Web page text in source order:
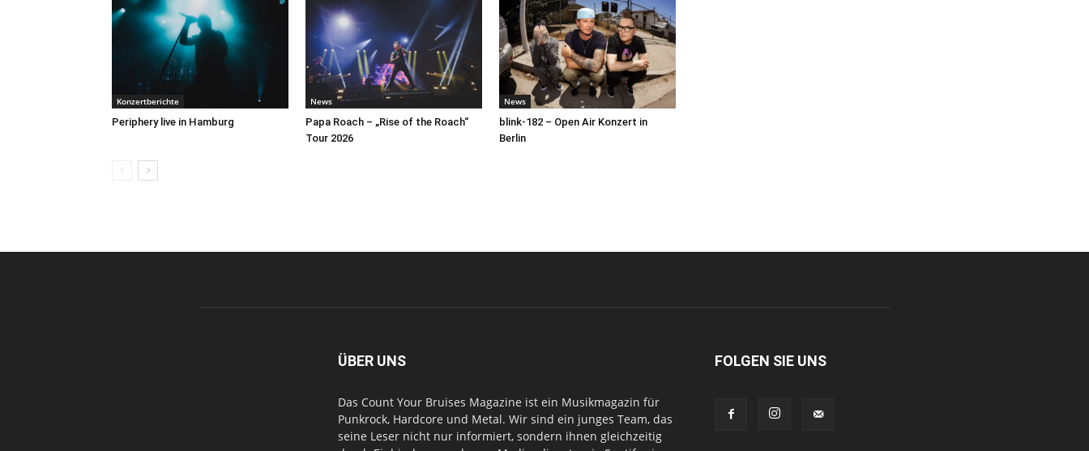
Konzertberichte
Periphery live in Hamburg
News
Papa Roach – „Rise of the Roach“
Tour 2026
News
blink-182 – Open Air Konzert in
Berlin
ÜBER UNS
Das Count Your Bruises Magazine ist ein Musikmagazin für
Punkrock, Hardcore und Metal. Wir sind ein junges Team, das
seine Leser nicht nur informiert, sondern ihnen gleichzeitig
FOLGEN SIE UNS